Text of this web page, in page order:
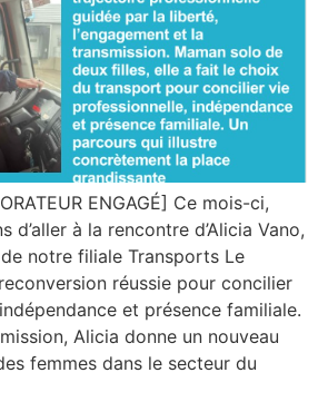
ENGAGÉ] Ce mois-ci,
d’aller à la rencontre d’Alicia Vano,
notre filiale Transports Le
réussie pour concilier
et présence familiale.
Alicia donne un nouveau
femmes dans le secteur du